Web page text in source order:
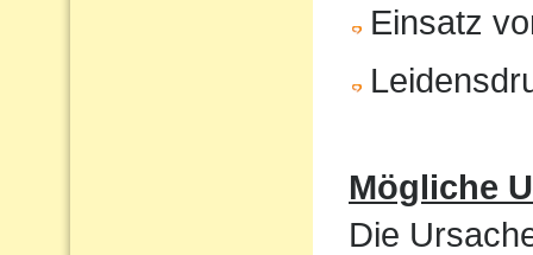
Einsatz
Mögliche
Die